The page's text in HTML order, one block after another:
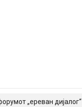
„ереван дијалог“